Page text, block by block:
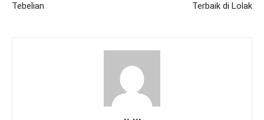
Tebelian
Terbaik di Lolak